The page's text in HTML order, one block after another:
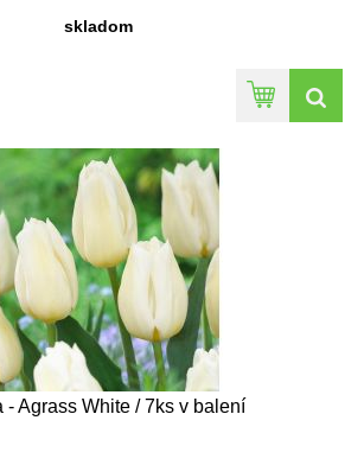
skladom
- Agrass White / 7ks v balení